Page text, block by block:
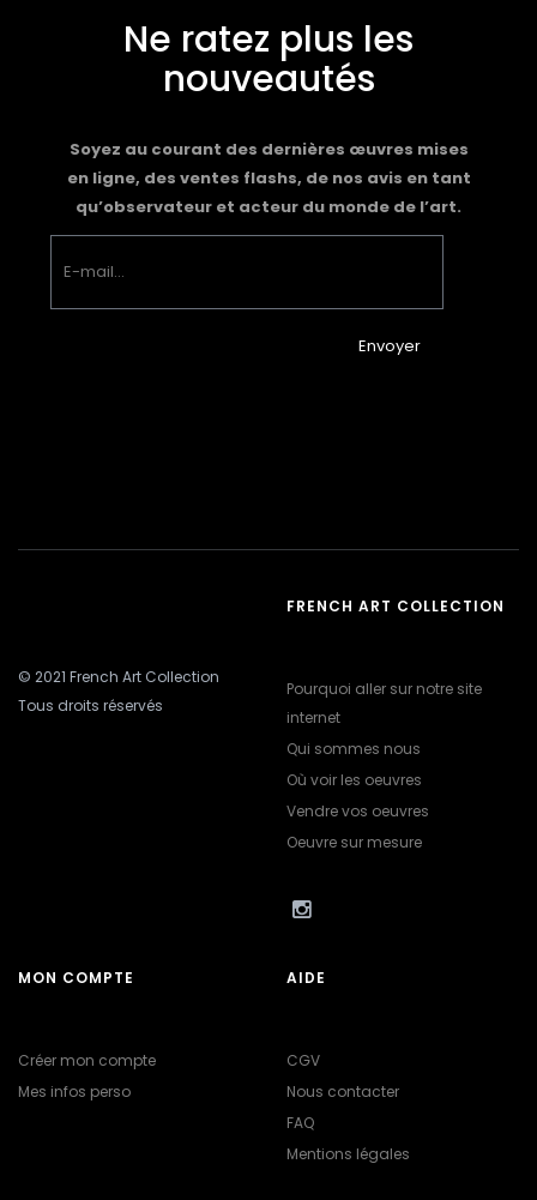
Ne ratez plus les
nouveautés
Soyez au courant des dernières œuvres mises
en ligne, des ventes flashs, de nos avis en tant
qu’observateur et acteur du monde de l’art.
Envoyer
© 2021 French Art Collection
Tous droits réservés
FRENCH ART COLLECTION
Pourquoi aller sur notre site
internet
Qui sommes nous
Où voir les oeuvres
Vendre vos oeuvres
Oeuvre sur mesure
MON COMPTE
Créer mon compte
Mes infos perso
AIDE
CGV
Nous contacter
FAQ
Mentions légales